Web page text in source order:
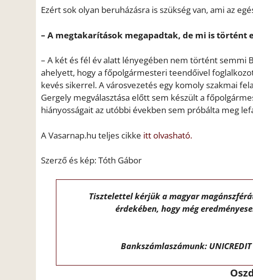
Ezért sok olyan beruházásra is szükség van, ami az
– A megtakarítások megapadtak, de mi is történt
– A két és fél év alatt lényegében nem történt semmi
ahelyett, hogy a főpolgármesteri teendőivel
kevés sikerrel. A városvezetés egy komoly szakmai
Gergely megválasztása előtt sem készült a
hiányosságait az utóbbi években sem próbálta meg
A Vasarnap.hu teljes cikke itt olvasható.
Szerző és kép: Tóth Gábor
Tisztelettel kérjük a magyar
érdekében, hogy még
Bankszámlaszámunk: